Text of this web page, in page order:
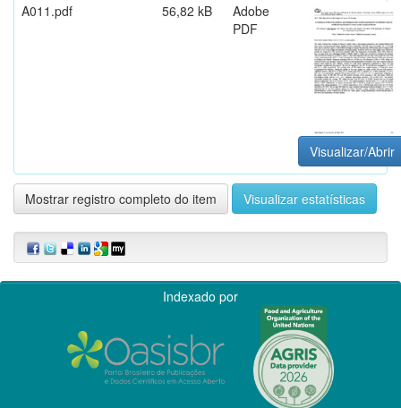
A011.pdf
56,82 kB
Adobe
PDF
Visualizar/Abrir
Mostrar registro completo do item Visualizar estatísticas
Indexado por